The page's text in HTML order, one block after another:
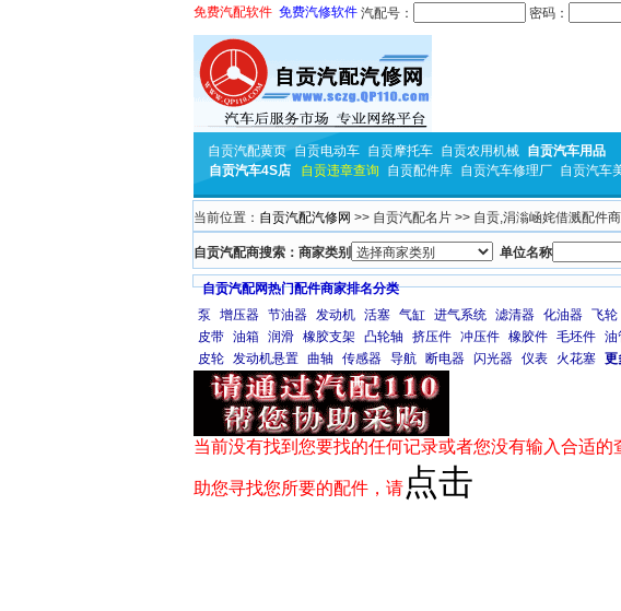
免费汽配软件 免费汽修软件 汽配号： 密码：
自贡汽配黄页 自贡电动车 自贡摩托车 自贡农用机械 自贡汽车用品
自贡汽车4S店
自贡违章查询 自贡配件库 自贡汽车修理厂 自贡汽车
当前位置： 自贡汽配汽修网 >> 自贡汽配名片 >> 自贡,涓滃崡姹借溅配件
自贡汽配商搜索：商家类别 单位名称
自贡汽配网热门配件商家排名分类
泵
增压器 节油器 发动机 活塞 气缸 进气系统 滤清器 化油器 飞轮
皮带 油箱 润滑 橡胶支架 凸轮轴 挤压件 冲压件 橡胶件 毛坯件 油
皮轮 发动机悬置 曲轴 传感器 导航 断电器 闪光器 仪表 火花塞 更
当前没有找到您要找的任何记录或者您没有输入合适
助您寻找您所要的配件，请 点击